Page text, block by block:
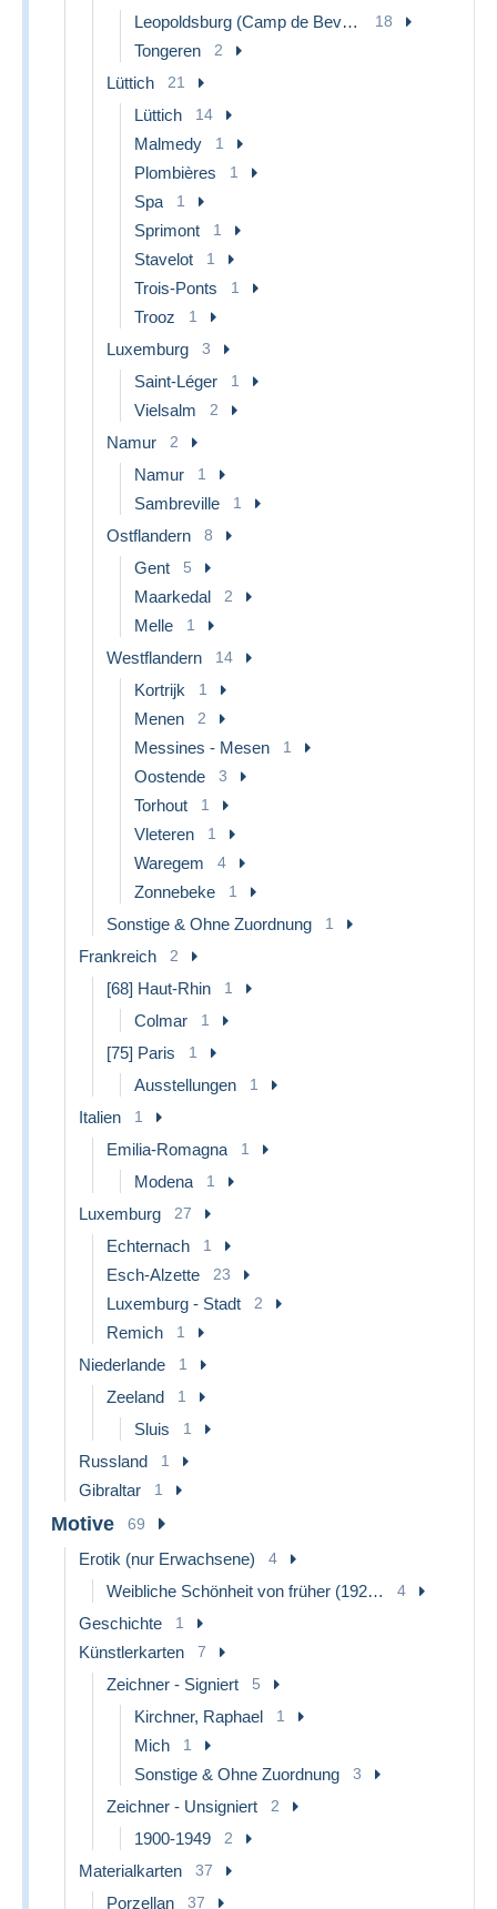
Leopoldsburg (Camp de Beverloo) 18
Tongeren 2
Lüttich 21
Lüttich 14
Malmedy 1
Plombières 1
Spa 1
Sprimont 1
Stavelot 1
Trois-Ponts 1
Trooz 1
Luxemburg 3
Saint-Léger 1
Vielsalm 2
Namur 2
Namur 1
Sambreville 1
Ostflandern 8
Gent 5
Maarkedal 2
Melle 1
Westflandern 14
Kortrijk 1
Menen 2
Messines - Mesen 1
Oostende 3
Torhout 1
Vleteren 1
Waregem 4
Zonnebeke 1
Sonstige & Ohne Zuordnung 1
Frankreich 2
[68] Haut-Rhin 1
Colmar 1
[75] Paris 1
Ausstellungen 1
Italien 1
Emilia-Romagna 1
Modena 1
Luxemburg 27
Echternach 1
Esch-Alzette 23
Luxemburg - Stadt 2
Remich 1
Niederlande 1
Zeeland 1
Sluis 1
Russland 1
Gibraltar 1
Motive 69
Erotik (nur Erwachsene) 4
Weibliche Schönheit von früher (1921-1940) 4
Geschichte 1
Künstlerkarten 7
Zeichner - Signiert 5
Kirchner, Raphael 1
Mich 1
Sonstige & Ohne Zuordnung 3
Zeichner - Unsigniert 2
1900-1949 2
Materialkarten 37
Porzellan 37